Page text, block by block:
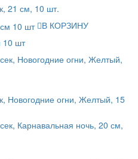
21 см, 10 шт.
В КОРЗИНУ
10 шт
Новогодние огни, Желтый, 15